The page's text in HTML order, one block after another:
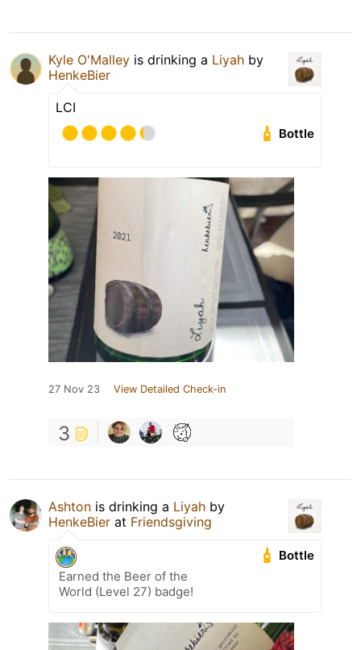
Kyle O'Malley is drinking a Liyah by
HenkeBier
LCI
Bottle
27 Nov 23 View Detailed Check-in
3
Ashton is drinking a Liyah by
HenkeBier at Friendsgiving
Bottle
Earned the Beer of the
World (Level 27) badge!